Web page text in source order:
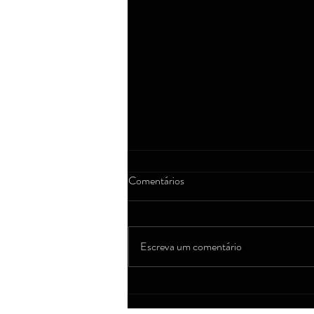
ainda acontece tanto?
Comentários
Escreva um comentário